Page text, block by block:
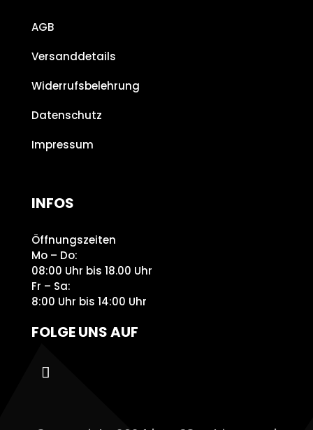
AGB
Versanddetails
Widerrufsbelehrung
Datenschutz
Impressum
INFOS
Öffnungszeiten
Mo – Do:
08:00 Uhr bis 18.00 Uhr
Fr – Sa:
8:00 Uhr bis 14:00 Uhr
FOLGE UNS AUF